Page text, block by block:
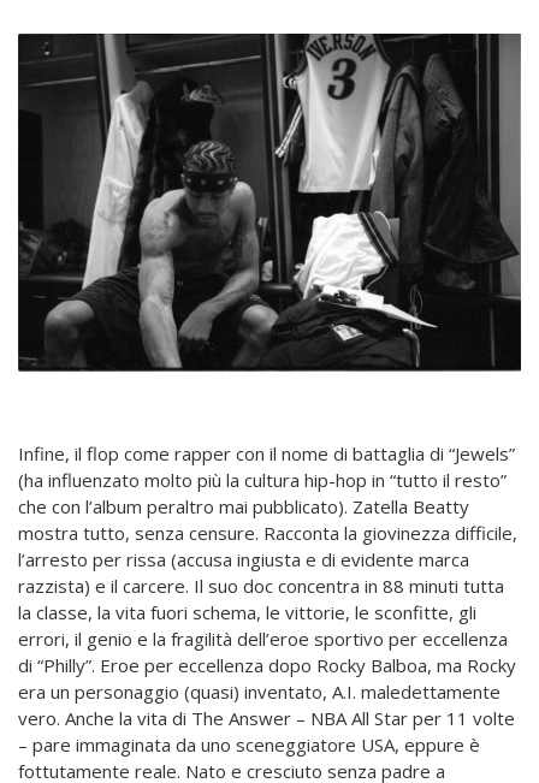
Infine, il flop come rapper con il nome di battaglia di “Jewels”
(ha influenzato molto più la cultura hip-hop in “tutto il resto”
che con l’album peraltro mai pubblicato). Zatella Beatty
mostra tutto, senza censure. Racconta la giovinezza difficile,
l’arresto per rissa (accusa ingiusta e di evidente marca
razzista) e il carcere. Il suo doc concentra in 88 minuti tutta
la classe, la vita fuori schema, le vittorie, le sconfitte, gli
errori, il genio e la fragilità dell’eroe sportivo per eccellenza
di “Philly”. Eroe per eccellenza dopo Rocky Balboa, ma Rocky
era un personaggio (quasi) inventato, A.I. maledettamente
vero. Anche la vita di The Answer – NBA All Star per 11 volte
– pare immaginata da uno sceneggiatore USA, eppure è
fottutamente reale. Nato e cresciuto senza padre a